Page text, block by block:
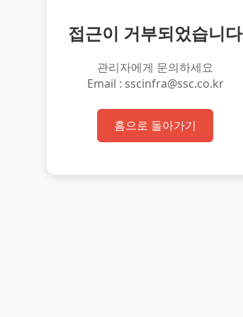
접근이 거부되었습니다
관리자에게 문의하세요
Email : sscinfra@ssc.co.kr
홈으로 돌아가기